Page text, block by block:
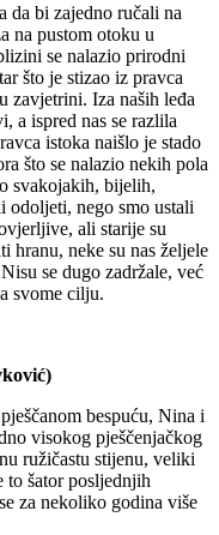
da bi zajedno ručali na
na pustom otoku u
se nalazio prirodni
što je stizao iz pravca
zavjetrini. Iza naših leđa
a ispred nas se razlila
istoka naišlo je stado
što se nalazio ­nekih pola
svakojakih, bijelih,
nego smo ustali
ali starije su
hranu, neke su nas željele
se dugo zadržale, već
svome cilju.
bespuću, Nina i
visokog pješčenjačkog
ružičastu stijenu, veliki
to šator posljednjih
za nekoliko godina više